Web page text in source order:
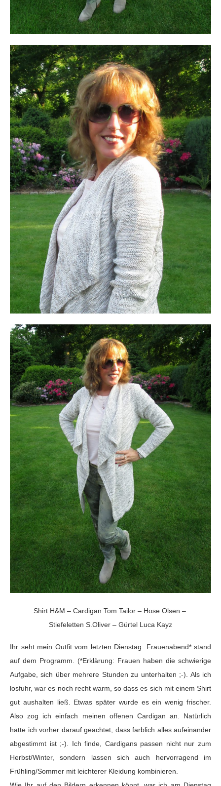
Shirt H&M – Cardigan Tom Tailor – Hose Olsen –
Stiefeletten S.Oliver – Gürtel Luca Kayz
Ihr seht mein Outfit vom letzten Dienstag. Frauenabend* stand
auf dem Programm. (*Erklärung: Frauen haben die schwierige
Aufgabe, sich über mehrere Stunden zu unterhalten ;-). Als ich
losfuhr, war es noch recht warm, so dass es sich mit einem Shirt
gut aushalten ließ. Etwas später wurde es ein wenig frischer.
Also zog ich einfach meinen offenen Cardigan an. Natürlich
hatte ich vorher darauf geachtet, dass farblich alles aufeinander
abgestimmt ist ;-). Ich finde, Cardigans passen nicht nur zum
Herbst/Winter, sondern lassen sich auch hervorragend im
Frühling/Sommer mit leichterer Kleidung kombinieren.